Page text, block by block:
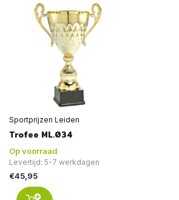
Sportprijzen Leiden
Trofee ML.034
Op voorraad
Levertijd: 5-7 werkdagen
€45,95